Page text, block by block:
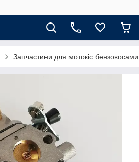
Запчастини для мотокіс бензокосами